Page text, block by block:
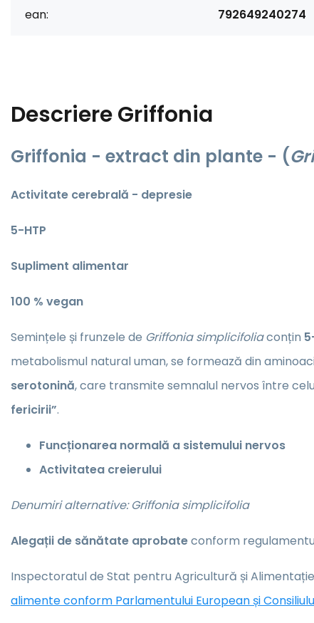
ean: 792649240274
DescriereGriffonia
Griffonia - extract din plante - (
Activitate cerebrală - depresie
5-HTP
Supliment alimentar
100 % vegan
Semințele și frunzele de Griffonia simplicifoliaconțin
metabolismul natural uman, se formează din
serotonină, care transmite semnalul nervos între
fericirii”.
Funcționarea normală a sistemului nervos
Activitatea creierului
Denumiri alternative: Griffonia simplicifolia
Alegații de sănătate aprobateconform
Inspectoratul de Stat pentru Agricultură și
alimente conform Parlamentului European și